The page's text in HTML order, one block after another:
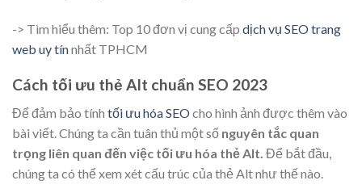
-> Tìm hiểu thêm: Top 10 đơn vị cung cấp dịch vụ SEO trang
web uy tínnhất TPHCM
Cách tối ưu thẻ Alt chuẩn SEO 2023
Để đảm bảo tính tối ưu hóa SEOcho hình ảnh được thêm vào
bài viết. Chúng ta cần tuân thủ một số nguyên tắc quan
trọng liên quan đến việc tối ưu hóa thẻ Alt. Để bắt đầu,
chúng ta có thể xem xét cấu trúc của thẻ Alt như thế nào.